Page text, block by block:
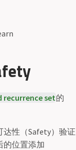
recurrence set的
性（Safety）验证
的位置添加